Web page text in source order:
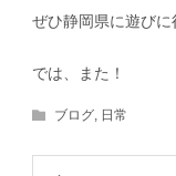
ぜひ静岡県に遊びに
では、また！
ブログ, 日常